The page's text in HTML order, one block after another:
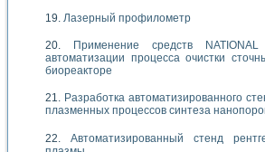
Лазерный профилометр
Применение средств
автоматизации процесса очистки
биореакторе
Разработка автоматизированного
плазменных процессов синтеза
Автоматизированный стенд